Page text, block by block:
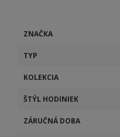
ZNAČKA
TYP
KOLEKCIA
ŠTÝL HODINIEK
ZÁRUČNÁ DOBA